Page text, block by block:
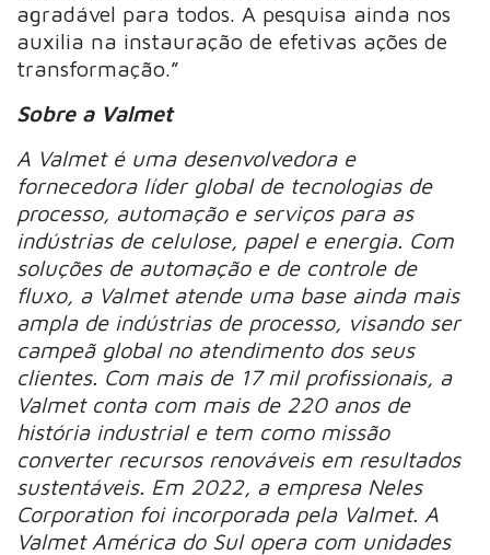
agradável para todos. A pesquisa ainda nos
auxilia na instauração de efetivas ações de
transformação.”
Sobre a Valmet
A Valmet é uma desenvolvedora e
fornecedora líder global de tecnologias de
processo, automação e serviços para as
indústrias de celulose, papel e energia. Com
soluções de automação e de controle de
fluxo, a Valmet atende uma base ainda mais
ampla de indústrias de processo, visando ser
campeã global no atendimento dos seus
clientes. Com mais de 17 mil profissionais, a
Valmet conta com mais de 220 anos de
história industrial e tem como missão
converter recursos renováveis em resultados
sustentáveis. Em 2022, a empresa Neles
Corporation foi incorporada pela Valmet. A
Valmet América do Sul opera com unidades